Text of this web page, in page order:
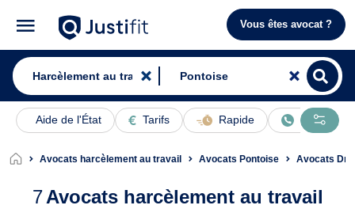
Vous êtes avocat ?
Aide de l'État Tarifs Rapide En ligne
Avocats harcèlement au travail Avocats Pontoise Avocats
7 Avocats harcèlement au travail